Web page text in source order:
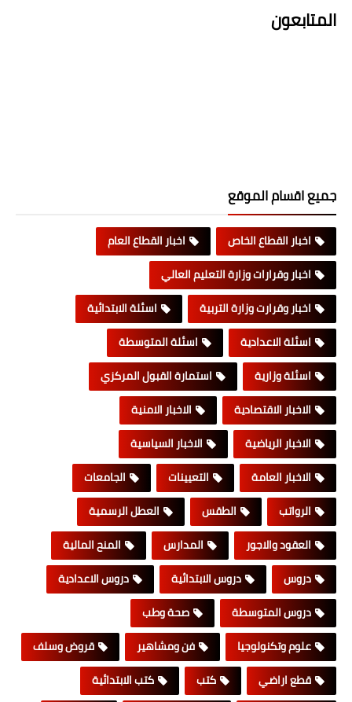
المتابعون
جميع اقسام الموقع
اخبار القطاع الخاص
اخبار القطاع العام
اخبار وقرارات وزارة التعليم العالي
اخبار وقرارت وزارة التربية
اسئلة الابتدائية
اسئلة الاعدادية
اسئلة المتوسطة
اسئلة وزارية
استمارة القبول المركزي
الاخبار الاقتصادية
الاخبار الامنية
الاخبار الرياضية
الاخبار السياسية
الاخبار العامة
التعيينات
الجامعات
الرواتب
الطقس
العطل الرسمية
العقود والاجور
المدارس
المنح المالية
دروس
دروس الابتدائية
دروس الاعدادية
دروس المتوسطة
صحة وطب
علوم وتكنولوجيا
فن ومشاهير
قروض وسلف
قطع اراضي
كتب
كتب الابتدائية